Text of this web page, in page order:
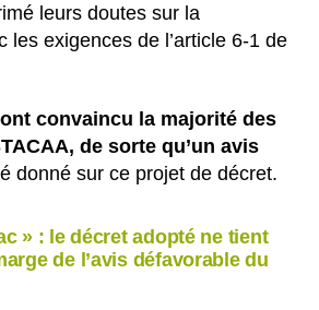
leurs doutes sur la
les exigences de l’article 6-1 de
convaincu la majorité des
de sorte qu’un avis
donné sur ce projet de décret.
» : le décret adopté ne tient
de l’avis défavorable du